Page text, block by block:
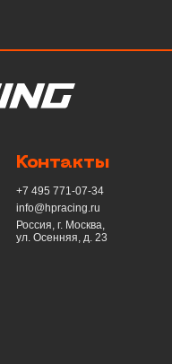
Контакты
+7 495 771-07-34
info@hpracing.ru
Россия, г. Москва,
ул. Осенняя, д. 23